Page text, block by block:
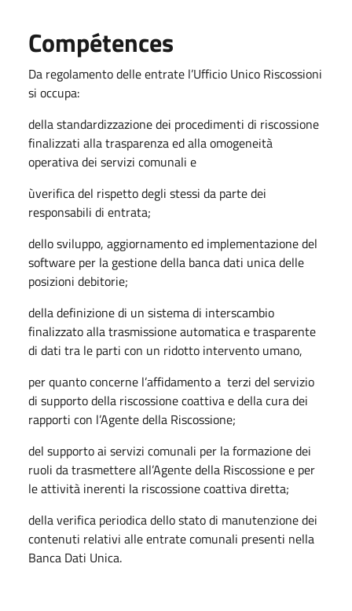
Compétences
Da regolamento delle entrate l’Ufficio Unico Riscossioni
si occupa:
della standardizzazione dei procedimenti di riscossione
finalizzati alla trasparenza ed alla omogeneità
operativa dei servizi comunali e
ùverifica del rispetto degli stessi da parte dei
responsabili di entrata;
dello sviluppo, aggiornamento ed implementazione del
software per la gestione della banca dati unica delle
posizioni debitorie;
della definizione di un sistema di interscambio
finalizzato alla trasmissione automatica e trasparente
di dati tra le parti con un ridotto intervento umano,
per quanto concerne l’affidamento a terzi del servizio
di supporto della riscossione coattiva e della cura dei
rapporti con l’Agente della Riscossione;
del supporto ai servizi comunali per la formazione dei
ruoli da trasmettere all’Agente della Riscossione e per
le attività inerenti la riscossione coattiva diretta;
della verifica periodica dello stato di manutenzione dei
contenuti relativi alle entrate comunali presenti nella
Banca Dati Unica.